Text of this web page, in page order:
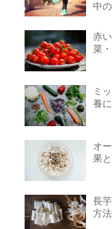
中
赤
菜
ミ
養
オ
果
長
方